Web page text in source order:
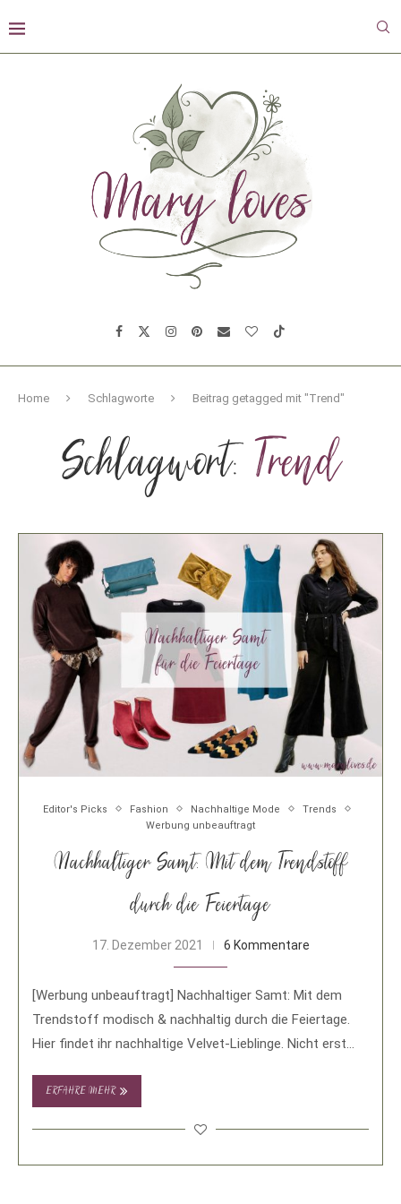
Home Schlagworte Beitrag getagged mit "Trend"
Schlagwort:Trend
Editor's Picks Fashion Nachhaltige Mode
Trends
Werbung unbeauftragt
Nachhaltiger Samt: Mit dem Trendstoff
durch die Feiertage
17. Dezember 2021 6 Kommentare
[Werbung unbeauftragt] Nachhaltiger Samt: Mit dem
Trendstoff modisch & nachhaltig durch die Feiertage.
Hier findet ihr nachhaltige Velvet-Lieblinge. Nicht erst
ERFAHRE MEHR